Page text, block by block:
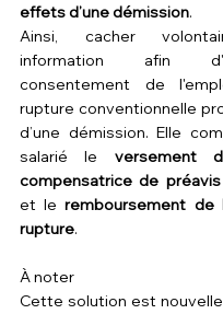
effets d’une démission.
Ainsi, cacher
information afin
consentement de
rupture conventionnelle
d’une démission. Elle
salarié le versement
compensatrice de
et le remboursement de
rupture.
À noter
Cette solution est